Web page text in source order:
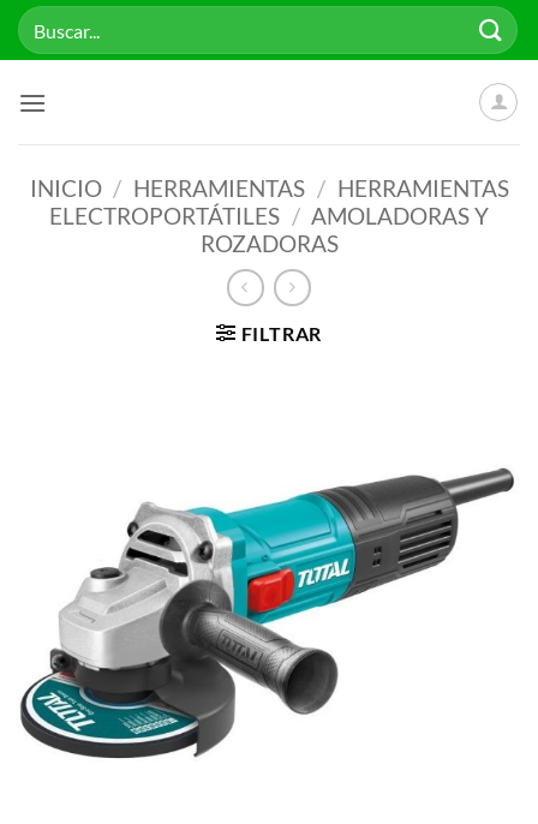
Saltar
Buscar
por:
INICIO / HERRAMIENTAS / HERRAMIENTAS
ELECTROPORTÁTILES / AMOLADORAS Y
ROZADORAS
FILTRAR